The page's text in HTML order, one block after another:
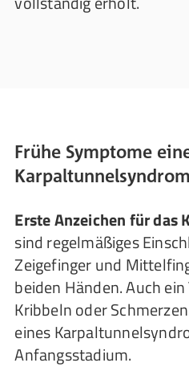
Frühe Symptome
Erste Anzeichen für das
sind regelmäßiges
Zeigefinger und
beiden Händen. Auch
Kribbeln oder
eines
Anfangsstadium.